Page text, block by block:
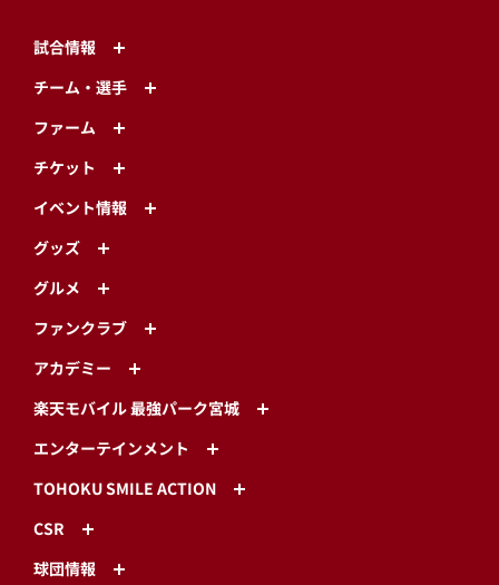
試合情報
チーム・選手
ファーム
チケット
イベント情報
グッズ
グルメ
ファンクラブ
アカデミー
楽天モバイル 最強パーク宮城
エンターテインメント
TOHOKU SMILE ACTION
CSR
球団情報